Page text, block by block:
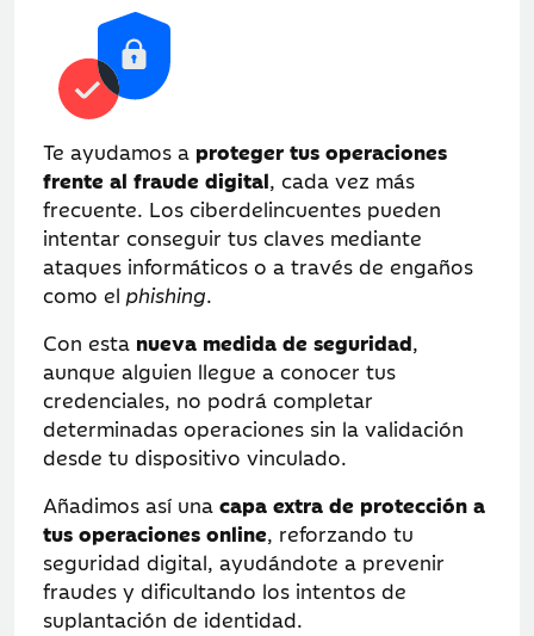
Te ayudamos a proteger tus operaciones
frente al fraude digital, cada vez más
frecuente. Los ciberdelincuentes pueden
intentar conseguir tus claves mediante
ataques informáticos o a través de engaños
como el phishing.
Con esta nueva medida de seguridad,
aunque alguien llegue a conocer tus
credenciales, no podrá completar
determinadas operaciones sin la validación
desde tu dispositivo vinculado.
Añadimos así una capa extra de protección a
tus operaciones online, reforzando tu
seguridad digital, ayudándote a prevenir
fraudes y dificultando los intentos de
suplantación de identidad.